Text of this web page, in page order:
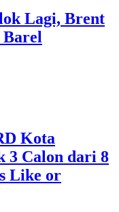
Lagi, Brent
Barel
Kota
3 Calon dari 8
Like or